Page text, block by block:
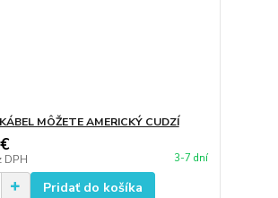
MÔŽETE AMERICKÝ CUDZÍ
DPH 3-7 dní
Pridať do košíka